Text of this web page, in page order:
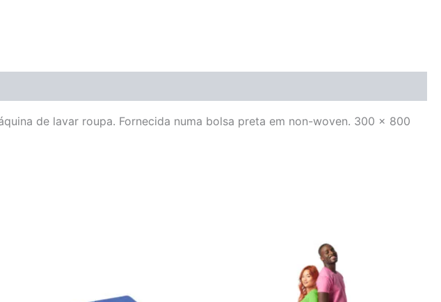
de lavar roupa. Fornecida numa bolsa preta em non-woven. 300 x 800